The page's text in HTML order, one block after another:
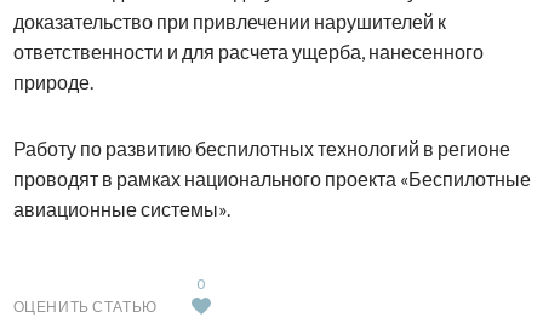
доказательство при привлечении нарушителей к
ответственности и для расчета ущерба, нанесенного
природе.
Работу по развитию беспилотных технологий в регионе
проводят в рамках национального проекта «Беспилотные
авиационные системы».
ОЦЕНИТЬ СТАТЬЮ
0